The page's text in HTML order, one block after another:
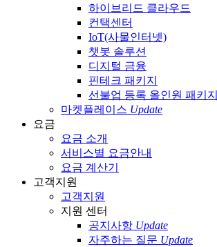
하이브리드 클라우드
컨택센터
IoT(사물인터넷)
챗봇 솔루션
디지털 금융
핀테크 패키지
선불업 등록 올인원 패키지
마켓플레이스 Update
요금
요금 소개
서비스별 요금안내
요금 계산기
고객지원
고객지원
지원 센터
공지사항 Update
자주하는 질문 Update